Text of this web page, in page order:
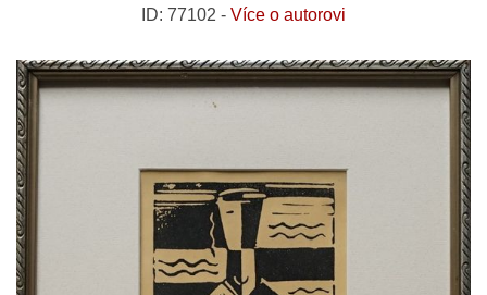
ID: 77102 - Více o autorovi